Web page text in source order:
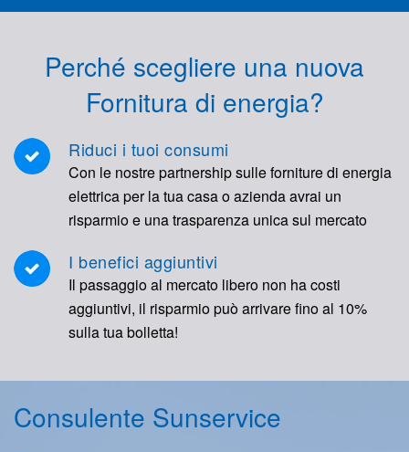
Perché scegliere una nuova
Fornitura di energia?
Riduci i tuoi consumi
Con le nostre partnership sulle forniture di energia
elettrica per la tua casa o azienda avrai un
risparmio e una trasparenza unica sul mercato
I benefici aggiuntivi
Il passaggio al mercato libero non ha costi
aggiuntivi, il risparmio può arrivare fino al 10%
sulla tua bolletta!
Consulente Sunservice